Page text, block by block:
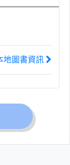
地圖書資訊